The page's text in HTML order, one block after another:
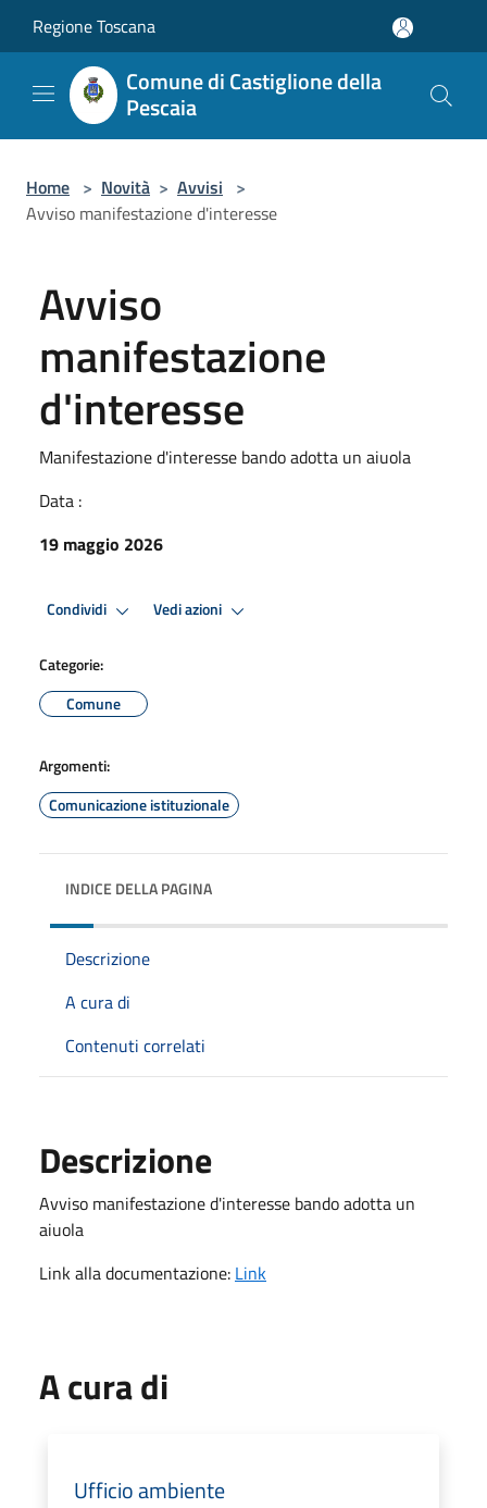
Regione Toscana
Comune di Castiglione della
Pescaia
Home > Novità > Avvisi >
Avviso manifestazione d'interesse
Avviso
manifestazione
d'interesse
Manifestazione d'interesse bando adotta un aiuola
Data :
19 maggio 2026
Condividi Vedi azioni
Categorie:
Comune
Argomenti:
Comunicazione istituzionale
INDICE DELLA PAGINA
Descrizione
A cura di
Contenuti correlati
Descrizione
Avviso manifestazione d'interesse bando adotta un
aiuola
Link alla documentazione: Link
A cura di
Ufficio ambiente